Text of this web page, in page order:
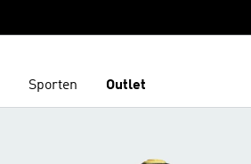
Sporten Outlet